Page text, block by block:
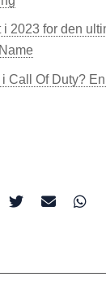
2023 for den
Call Of Duty?